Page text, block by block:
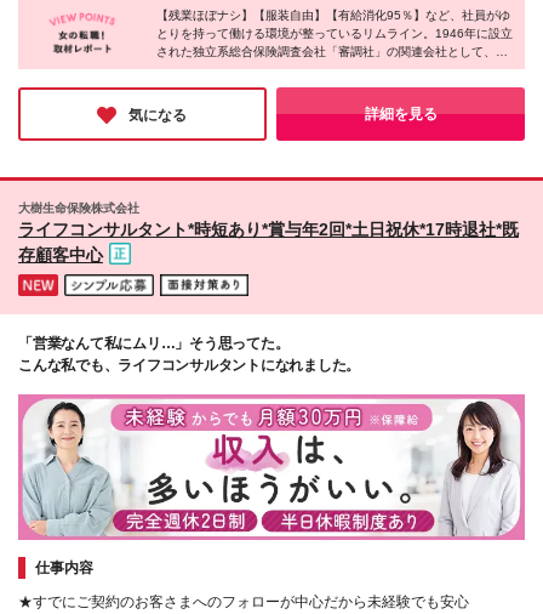
給アップはありません） ※経験・年齢・能力を考慮の
うえ決定いたします ※座学研修中（20日間）は時給
1,320円（※丸の内：時給1,500円） ⇒座学研修時間
間は下記の給与となります。 新宿・池袋：9:00-
18:00/時給1,550円（18時以降/時給1,940円） 光が
は基本的には1年ごとの契約更新 ★1年ごとの評価制
【残業ほぼナシ】【服装自由】【有給消化95％】など、社員がゆ
とりを持って働ける環境が整っているリムライン。1946年に設立
された独立系総合保険調査会社「審調社」の関連会社として、景
気に左右されにくい経営基盤が整っているそうです。現在、3種
類のオペレーションスタッフのポジションを募集しており、それ
ぞれ魅力的な仕事内容のため、あなたが興味のある分野があれば
ぜひご応募ください！
気になる 詳細を見る
大樹生命保険株式会社
ライフコンサルタント*時短あり*賞与年2回*土日祝休*17時退社*既
存顧客中心
「営業なんて私にムリ…」そう思ってた。
こんな私でも、ライフコンサルタントになれました。
仕事内容
★すでにご契約のお客さまへのフォローが中心だから未経験でも安心